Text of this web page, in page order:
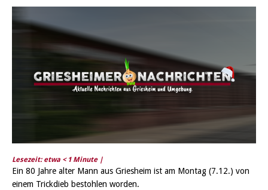
Lesezeit: etwa < 1 Minute |
Ein 80 Jahre alter Mann aus Griesheim ist am Montag (7.12.) von
einem Trickdieb bestohlen worden.